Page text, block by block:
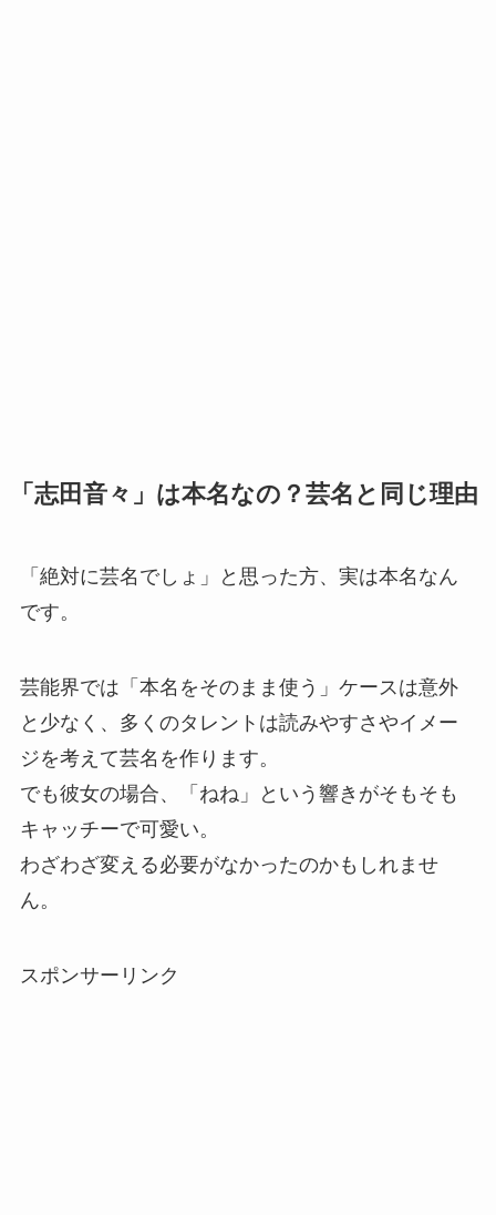
「志田音々」は本名なの？芸名と同じ理由
「絶対に芸名でしょ」と思った方、実は本名なん
です。
芸能界では「本名をそのまま使う」ケースは意外
と少なく、多くのタレントは読みやすさやイメー
ジを考えて芸名を作ります。
でも彼女の場合、「ねね」という響きがそもそも
キャッチーで可愛い。
わざわざ変える必要がなかったのかもしれませ
ん。
スポンサーリンク